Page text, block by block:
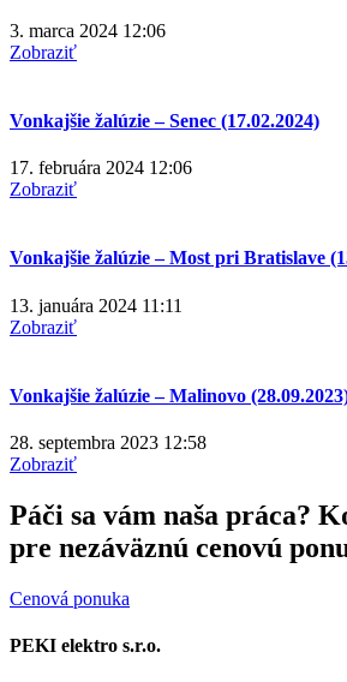
3. marca 2024 12:06
Zobraziť
Vonkajšie žalúzie – Senec (17.02.2024)
17. februára 2024 12:06
Zobraziť
Vonkajšie žalúzie – Most pri Bratislave
13. januára 2024 11:11
Zobraziť
Vonkajšie žalúzie – Malinovo
28. septembra 2023 12:58
Zobraziť
Páči sa vám naša práca?
pre nezáväznú cenovú
Cenová ponuka
PEKI elektro s.r.o.